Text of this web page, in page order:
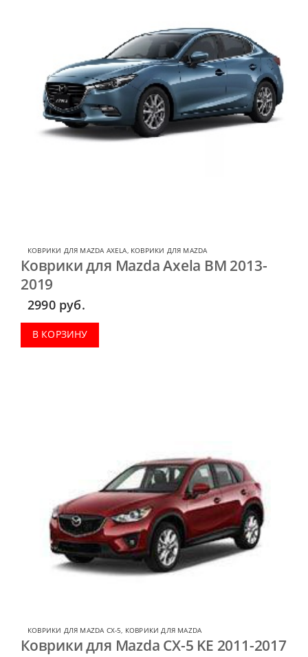
КОВРИКИ ДЛЯ MAZDA AXELA, КОВРИКИ ДЛЯ MAZDA
Коврики для Mazda Axela BM 2013-
2019
2990 руб.
В КОРЗИНУ
КОВРИКИ ДЛЯ MAZDA CX-5, КОВРИКИ ДЛЯ MAZDA
Коврики для Mazda CX-5 KE 2011-2017